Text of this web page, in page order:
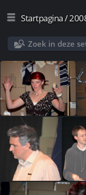
Startpagina/
Zoek in deze